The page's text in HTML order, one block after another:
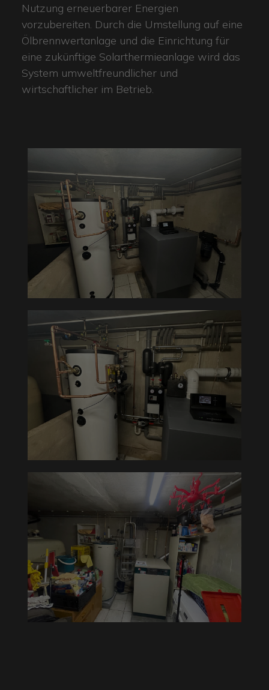
Nutzung erneuerbarer Energien
vorzubereiten. Durch die Umstellung auf eine
Ölbrennwertanlage und die Einrichtung für
eine zukünftige Solarthermieanlage wird das
System umweltfreundlicher und
wirtschaftlicher im Betrieb.